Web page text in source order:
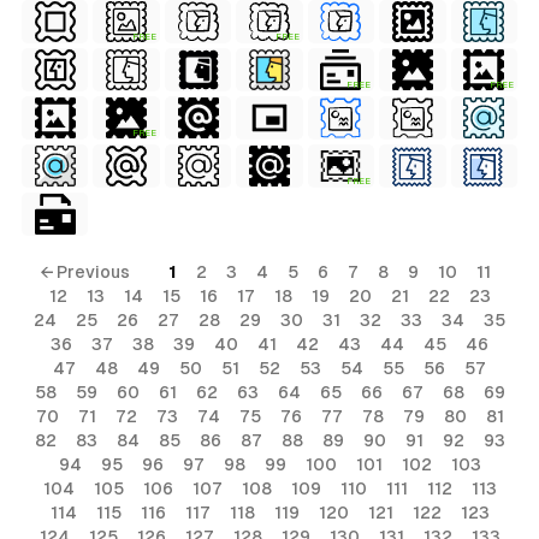
FREE FREE
FREE FREE
FREE
FREE
← Previous 1 2 3 4 5 6 7 8 9 10
11
12
13 14 15 16 17 18 19 20 21 22
23
24
25 26 27 28 29 30 31 32 33 34
35
36
37 38 39 40 41 42 43 44 45
46
47
48 49 50 51 52 53 54 55 56
57
58
59 60 61 62 63 64 65 66 67 68
69
70
71 72 73 74 75 76 77 78 79 80
81
82
83 84 85 86 87 88 89 90 91 92
93
94
95 96 97 98 99 100 101 102
103
104
105 106 107 108 109 110 111 112
113
114
115 116 117 118 119 120 121 122
123